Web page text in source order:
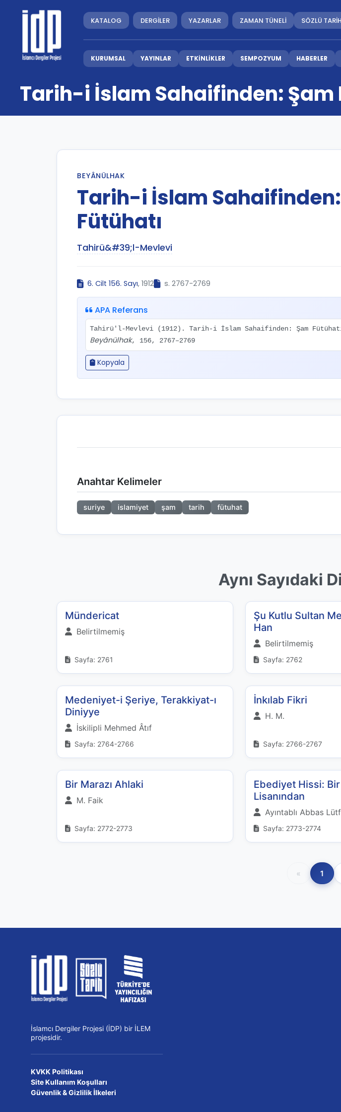
KATALOG DERGİLER YAZARLAR ZAMAN TÜNELİ SÖZLÜ TARİH
KURUMSAL YAYINLAR ETKİNLİKLER SEMPOZYUM HABERLER
Tarih-i İslam Sahaifinden: Şam
BEYÂNÜLHAK
Tarih-i İslam
Fütühatı
Tahirü&#39;l-Mevlevi
6. Cilt 156. Sayı, 1912 s. 2767-2769
APA Referans
Tahirü'l-Mevlevi (1912). Tarih-i İslam Sahaifinden: Şam
Beyânülhak, 156, 2767–2769
Kopyala
Anahtar Kelimeler
suriye islamiyet şam tarih fütuhat
Aynı Sayıdaki
Mündericat
Belirtilmemiş
Sayfa: 2761
Şu Kutlu Sultan
Han
Belirtilmemiş
Sayfa: 2762
Medeniyet-i Şeriye, Terakkiyat-ı
Diniyye
İskilipli Mehmed Âtıf
Sayfa: 2764-2766
İnkılab Fikri
H. M.
Sayfa: 2766-2767
Bir Marazı Ahlaki
M. Faik
Sayfa: 2772-2773
Ebediyet Hissi:
Lisanından
Ayıntablı Abbas
Sayfa: 2773-2774
« 1
İslamcı Dergiler Projesi (İDP) bir İLEM
projesidir.
KVKK Politikası
Site Kullanım Koşulları
Güvenlik & Gizlilik İlkeleri